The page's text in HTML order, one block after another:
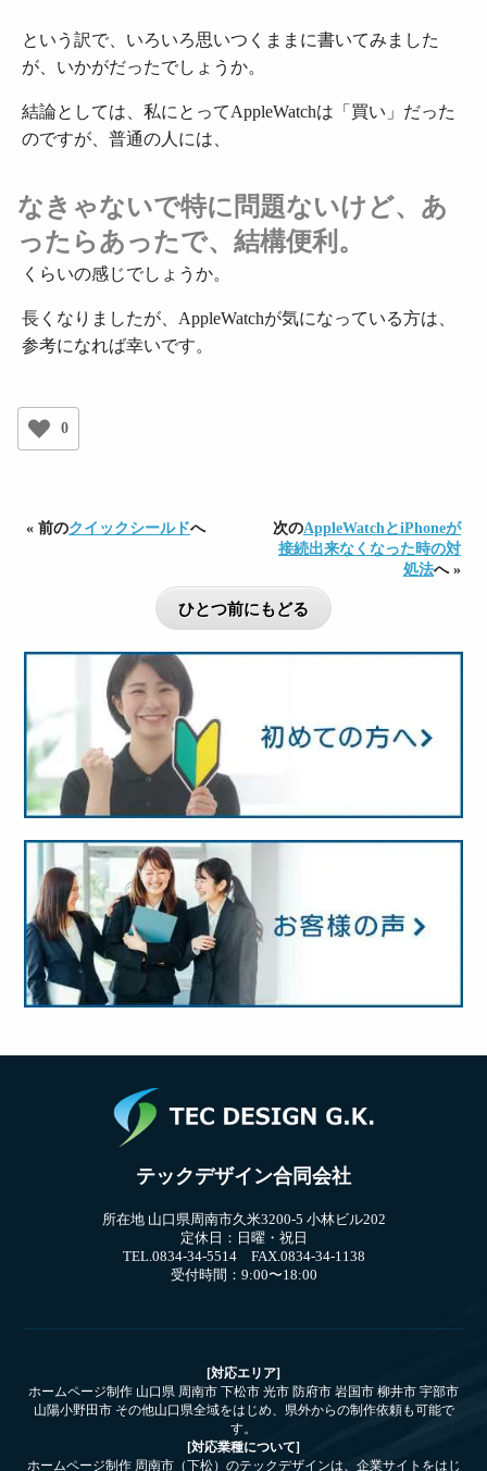
という訳で、いろいろ思いつくままに書いてみました
が、いかがだったでしょうか。
結論としては、私にとってAppleWatchは「買い」だった
のですが、普通の人には、
なきゃないで特に問題ないけど、 あ
ったらあったで、結構便利。
くらいの感じでしょうか。
長くなりましたが、AppleWatchが気になっている方は、
参考になれば幸いです。
0
« 前のクイックシールドへ 次のAppleWatchとiPhoneが
接続出来なくなった時の対
処法へ »
テックデザイン合同会社
所在地 山口県周南市久米3200-5 小林ビル202
定休日：日曜・祝日
TEL.0834-34-5514 FAX.0834-34-1138
受付時間：9:00〜18:00
[対応エリア]
ホームページ制作 山口県 周南市 下松市 光市 防府市 岩国市 柳井市 宇部市
山陽小野田市 その他山口県全域をはじめ、県外からの制作依頼も可能で
す。
[対応業種について]
ホームページ制作 周南市（下松）のテックデザインは、企業サイトをはじ